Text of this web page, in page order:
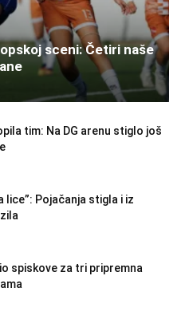
sceni: Četiri naše
tim: Na DG arenu stiglo još
lice”: Pojačanja stigla i iz
spiskove za tri pripremna